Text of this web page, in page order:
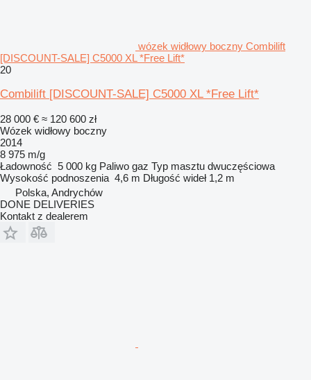
wózek widłowy boczny Combilift
[DISCOUNT-SALE] C5000 XL *Free Lift*
20
Combilift [DISCOUNT-SALE] C5000 XL *Free Lift*
28 000 € ≈ 120 600 zł
Wózek widłowy boczny
2014
8 975 m/g
Ładowność 5 000 kg Paliwo gaz Typ masztu dwuczęściowa
Wysokość podnoszenia 4,6 m Długość wideł 1,2 m
Polska, Andrychów
DONE DELIVERIES
Kontakt z dealerem